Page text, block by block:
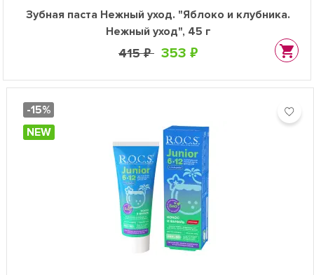
Зубная паста Нежный уход. "Яблоко и клубника.
Нежный уход", 45 г
415 ₽ 353 ₽
-15%
NEW